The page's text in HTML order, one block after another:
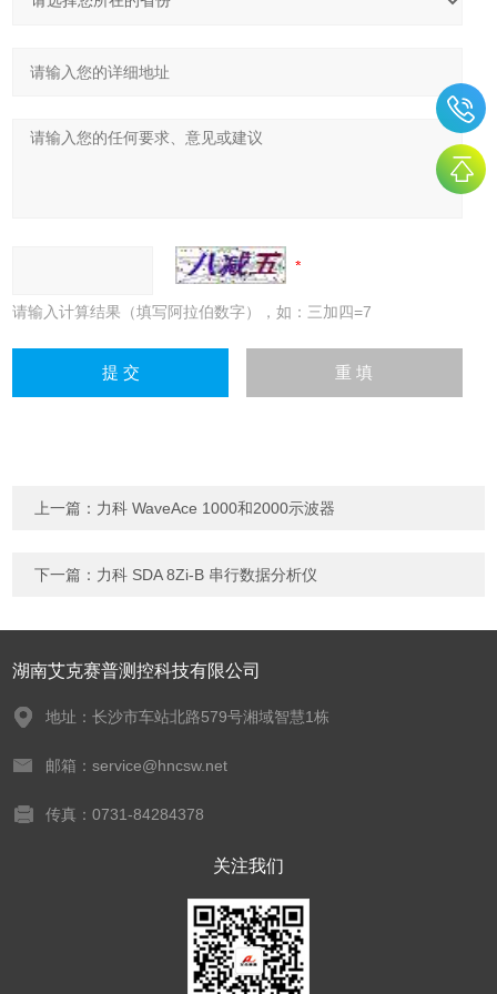
请输入计算结果（填写阿拉伯数字），如：三加四=7
上一篇： 力科 WaveAce 1000和2000示波器
下一篇： 力科 SDA 8Zi-B 串行数据分析仪
湖南艾克赛普测控科技有限公司
地址：长沙市车站北路579号湘域智慧1栋
邮箱：service@hncsw.net
传真：0731-84284378
关注我们